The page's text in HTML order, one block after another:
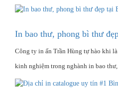
In bao thư, phong bì thư
Công ty in ấn Trần Hùng tự hào khi
kinh nghiệm trong nghành in bao